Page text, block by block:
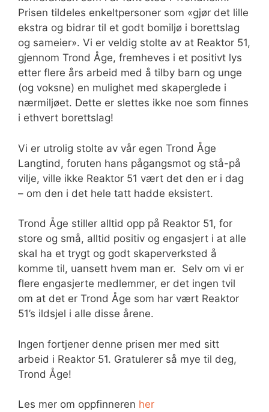
Prisen tildeles enkeltpersoner som «gjør det lille
ekstra og bidrar til et godt bomiljø i borettslag
og sameier». Vi er veldig stolte av at Reaktor 51,
gjennom Trond Åge, fremheves i et positivt lys
etter flere års arbeid med å tilby barn og unge
(og voksne) en mulighet med skaperglede i
nærmiljøet. Dette er slettes ikke noe som finnes
i ethvert borettslag!
Vi er utrolig stolte av vår egen Trond Åge
Langtind, foruten hans pågangsmot og stå-på
vilje, ville ikke Reaktor 51 vært det den er i dag
– om den i det hele tatt hadde eksistert.
Trond Åge stiller alltid opp på Reaktor 51, for
store og små, alltid positiv og engasjert i at alle
skal ha et trygt og godt skaperverksted å
komme til, uansett hvem man er. Selv om vi er
flere engasjerte medlemmer, er det ingen tvil
om at det er Trond Åge som har vært Reaktor
51’s ildsjel i alle disse årene.
Ingen fortjener denne prisen mer med sitt
arbeid i Reaktor 51. Gratulerer så mye til deg,
Trond Åge!
Les mer om oppfinneren her